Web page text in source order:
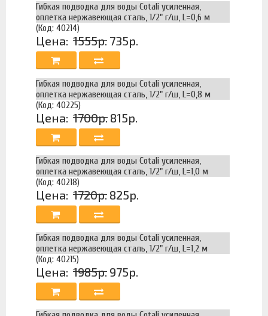
Гибкая подводка для воды Cotali усиленная,
оплетка нержавеющая сталь, 1/2" г/ш, L=0,6 м
(Код: 40214)
Цена: 1555р. 735р.
Гибкая подводка для воды Cotali усиленная,
оплетка нержавеющая сталь, 1/2" г/ш, L=0,8 м
(Код: 40225)
Цена: 1700р. 815р.
Гибкая подводка для воды Cotali усиленная,
оплетка нержавеющая сталь, 1/2" г/ш, L=1,0 м
(Код: 40218)
Цена: 1720р. 825р.
Гибкая подводка для воды Cotali усиленная,
оплетка нержавеющая сталь, 1/2" г/ш, L=1,2 м
(Код: 40215)
Цена: 1985р. 975р.